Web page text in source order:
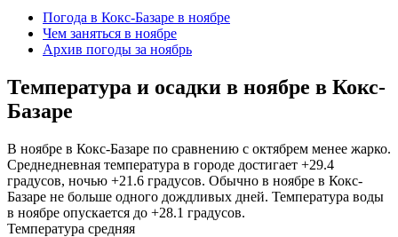
Погода в Кокс-Базаре в ноябре
Чем заняться в ноябре
Архив погоды за ноябрь
Температура и осадки в ноябре в Кокс-
Базаре
В ноябре в Кокс-Базаре по сравнению с октябрем менее жарко.
Среднедневная температура в городе достигает +29.4
градусов, ночью +21.6 градусов. Обычно в ноябре в Кокс-
Базаре не больше одного дождливых дней. Температура воды
в ноябре опускается до +28.1 градусов.
Температура средняя